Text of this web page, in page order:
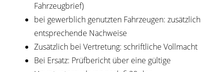
Fahrzeugbrief)
bei gewerblich genutzten Fahrzeugen: zusätzlich
entsprechende Nachweise
Zusätzlich bei Vertretung: schriftliche Vollmacht
Bei Ersatz: Prüfbericht über eine gültige